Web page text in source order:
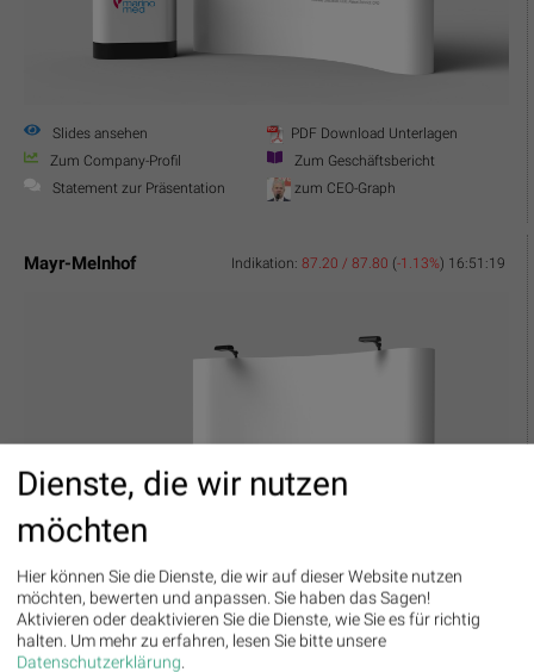
Slides ansehen
PDF Download Unterlagen
Zum Company-Profil
Zum Geschäftsbericht
Statement zur Präsentation
zum CEO-Graph
Mayr-Melnhof Indikation: 87.20 / 87.80 (-1.13%) 16:51:19
Slides ansehen
Dienste, die wir nutzen
möchten
Hier können Sie die Dienste, die wir auf dieser Website nutzen
möchten, bewerten und anpassen. Sie haben das Sagen!
Aktivieren oder deaktivieren Sie die Dienste, wie Sie es für richtig
halten. Um mehr zu erfahren, lesen Sie bitte unsere
Datenschutzerklärung.